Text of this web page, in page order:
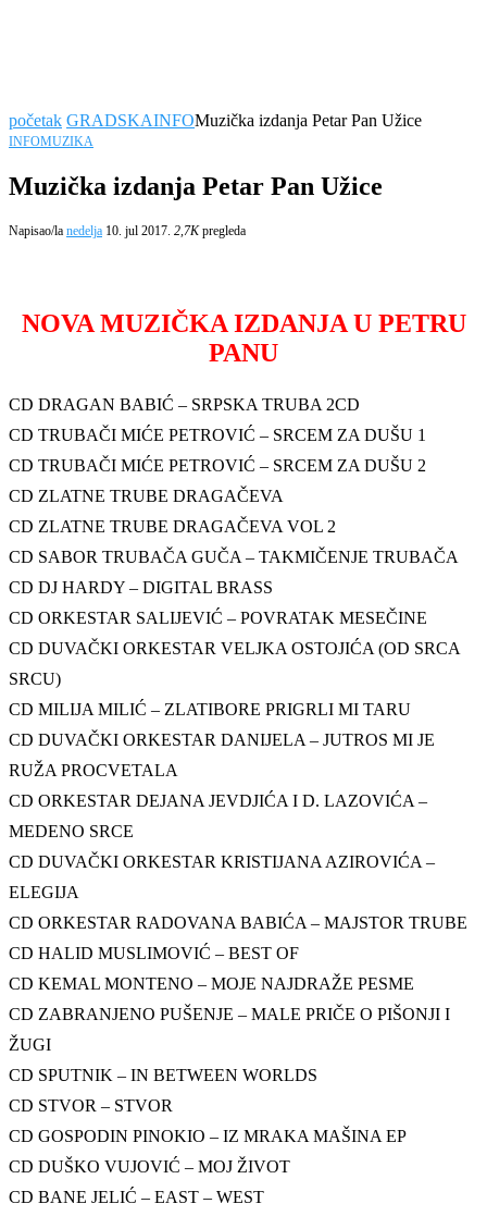
početak GRADSKAINFOMuzička izdanja Petar Pan Užice
INFOMUZIKA
Muzička izdanja Petar Pan Užice
Napisao/la nedelja 10. jul 2017. 2,7Kpregleda
NOVA MUZIČKA IZDANJA U PETRU
PANU
CD DRAGAN BABIĆ – SRPSKA TRUBA 2CD
CD TRUBAČI MIĆE PETROVIĆ – SRCEM ZA DUŠU 1
CD TRUBAČI MIĆE PETROVIĆ – SRCEM ZA DUŠU 2
CD ZLATNE TRUBE DRAGAČEVA
CD ZLATNE TRUBE DRAGAČEVA VOL 2
CD SABOR TRUBAČA GUČA – TAKMIČENJE TRUBAČA
CD DJ HARDY – DIGITAL BRASS
CD ORKESTAR SALIJEVIĆ – POVRATAK MESEČINE
CD DUVAČKI ORKESTAR VELJKA OSTOJIĆA (OD SRCA
SRCU)
CD MILIJA MILIĆ – ZLATIBORE PRIGRLI MI TARU
CD DUVAČKI ORKESTAR DANIJELA – JUTROS MI JE
RUŽA PROCVETALA
CD ORKESTAR DEJANA JEVDJIĆA I D. LAZOVIĆA –
MEDENO SRCE
CD DUVAČKI ORKESTAR KRISTIJANA AZIROVIĆA –
ELEGIJA
CD ORKESTAR RADOVANA BABIĆA – MAJSTOR TRUBE
CD HALID MUSLIMOVIĆ – BEST OF
CD KEMAL MONTENO – MOJE NAJDRAŽE PESME
CD ZABRANJENO PUŠENJE – MALE PRIČE O PIŠONJI I
ŽUGI
CD SPUTNIK – IN BETWEEN WORLDS
CD STVOR – STVOR
CD GOSPODIN PINOKIO – IZ MRAKA MAŠINA EP
CD DUŠKO VUJOVIĆ – MOJ ŽIVOT
CD BANE JELIĆ – EAST – WEST